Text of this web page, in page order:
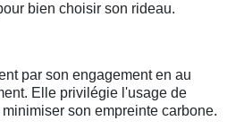
bien choisir son rideau.
par son engagement en au
Elle privilégie l'usage de
son empreinte carbone.